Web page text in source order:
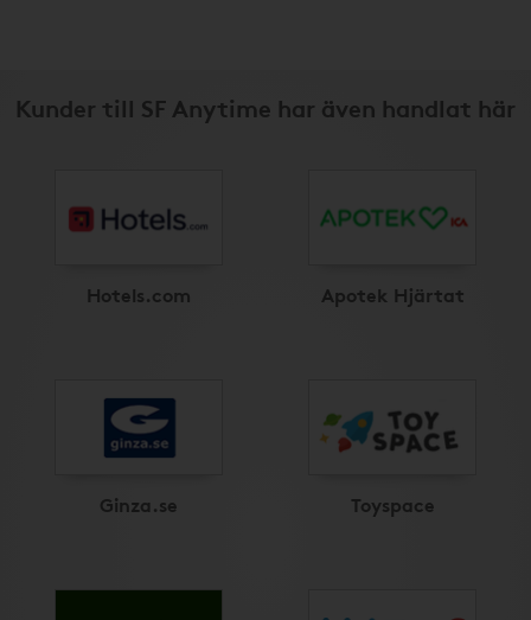
Kunder till SF Anytime har även handlat här
Hotels.com Apotek Hjärtat
Ginza.se Toyspace